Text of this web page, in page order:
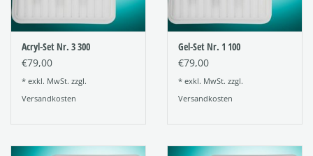
Acryl-Set Nr. 3 300
€79,00
* exkl. MwSt. zzgl.
Versandkosten
Gel-Set Nr. 1 100
€79,00
* exkl. MwSt. zzgl.
Versandkosten